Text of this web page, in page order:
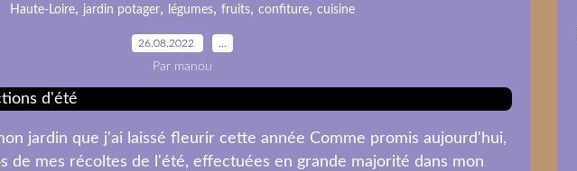
Haute-Loire, jardin potager, légumes, fruits, confiture, cuisine
26.08.2022
Par manou
jardin que j'ai laissé fleurir cette année Comme promis aujourd'hui,
de mes récoltes de l'été, effectuées en grande majorité dans mon